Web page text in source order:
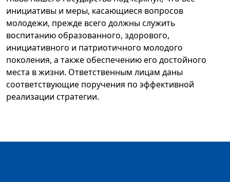
инициативы и меры, касающиеся вопросов
молодежи, прежде всего должны служить
воспитанию образованного, здорового,
инициативного и патриотичного молодого
поколения, а также обеспечению его достойного
места в жизни. Ответственным лицам даны
соответствующие поручения по эффективной
реализации стратегии.